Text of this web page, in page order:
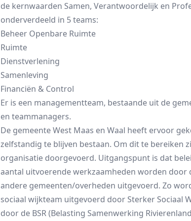
de kernwaarden Samen, Verantwoordelijk en
onderverdeeld in 5 teams:
Beheer Openbare Ruimte
Ruimte
Dienstverlening
Samenleving
Financiën & Control
Er is een managementteam, bestaande uit de
en teammanagers.
De gemeente West Maas en Waal heeft ervoor
zelfstandig te blijven bestaan. Om dit te bereiken
organisatie doorgevoerd. Uitgangspunt is dat
aantal uitvoerende werkzaamheden worden
andere gemeenten/overheden uitgevoerd. Zo
sociaal wijkteam uitgevoerd door Sterker Sociaal
door de BSR (Belasting Samenwerking